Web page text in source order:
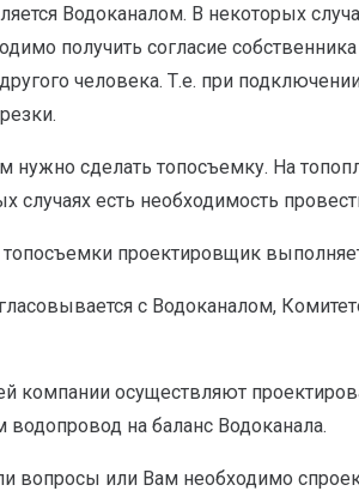
Водоканалом. В некоторых
получить согласие
человека. Т.е. при
сделать топосъемку. На
случаях есть необходимость
проектировщик
с Водоканалом,
компании осуществляют
на баланс Водоканала.
вопросы или Вам необходимо